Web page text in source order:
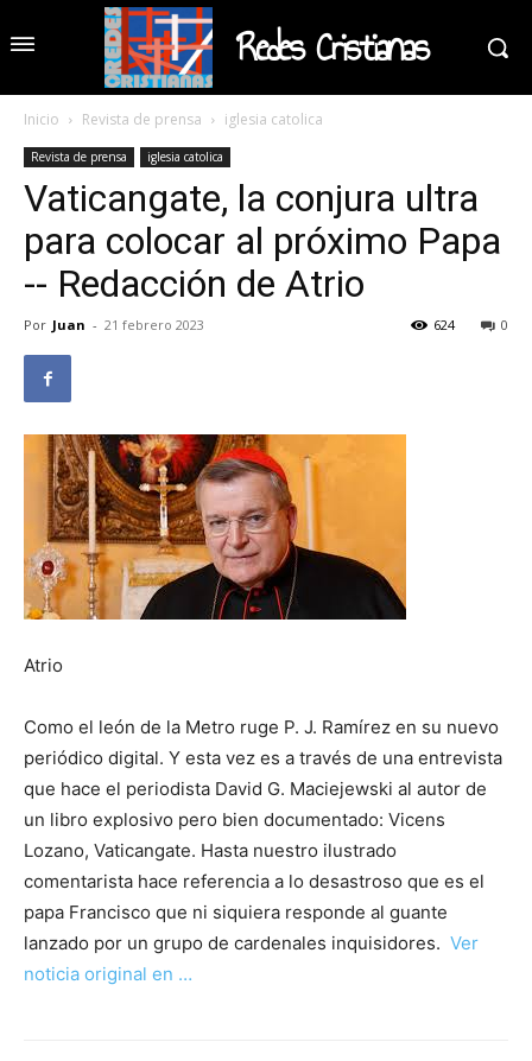
Redes Cristianas
Inicio Revista de prensa iglesia catolica
Revista de prensa iglesia catolica
Vaticangate, la conjura ultra
para colocar al próximo Papa
-- Redacción de Atrio
Por Juan - 21 febrero 2023 0
624
Atrio
Como el león de la Metro ruge P. J. Ramírez en su nuevo
periódico digital. Y esta vez es a través de una entrevista
que hace el periodista David G. Maciejewski al autor de
un libro explosivo pero bien documentado: Vicens
Lozano, Vaticangate. Hasta nuestro ilustrado
comentarista hace referencia a lo desastroso que es el
papa Francisco que ni siquiera responde al guante
lanzado por un grupo de cardenales inquisidores. Ver
noticia original en …